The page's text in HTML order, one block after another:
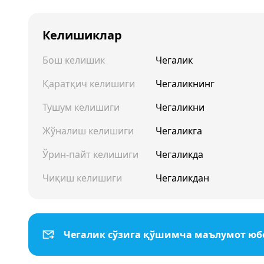
Келишиклар
Бош келишик
Чегалик
Қаратқич келишиги
Чегаликнинг
Тушум келишиги
Чегаликни
Жўналиш келишиги
Чегаликга
Ўрин-пайт келишиги
Чегаликда
Чиқиш келишиги
Чегаликдан
Чегалик сўзига қўшимча маълумот